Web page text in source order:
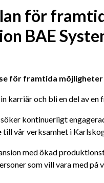
för
BAE
för framtida
karriär och bli en del av
till vår verksamhet i
med ökad
som vill vara med på